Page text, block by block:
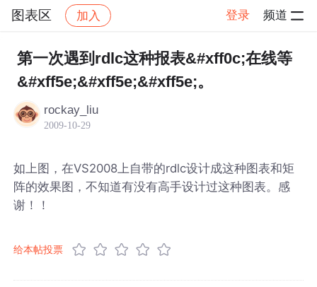
图表区 加入 登录 频道
社区 图表区 帖子详情
第一次遇到rdlc这种报表&#xff0c;在线等
&#xff5e;&#xff5e;&#xff5e;。
rockay_liu
2009-10-29
如上图，在VS2008上自带的rdlc设计成这种图表和矩
阵的效果图，不知道有没有高手设计过这种图表。感
谢！！
给本帖投票